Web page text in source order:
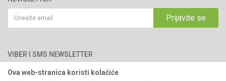
066/44-99-00
Saradnja
Kontakt
Kako kupiti
Isporuka
Pravo na odustajanje
Reklamacije
Prijavite se
VIBER I SMS NEWSLETTER
Ova web-stranica koristi kolačiće